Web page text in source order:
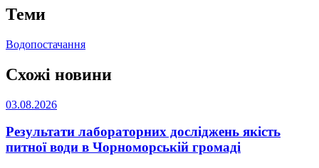
Теми
Водопостачання
Схожі новини
03.08.2026
Результати лабораторних досліджень якість
питної води в Чорноморській громаді